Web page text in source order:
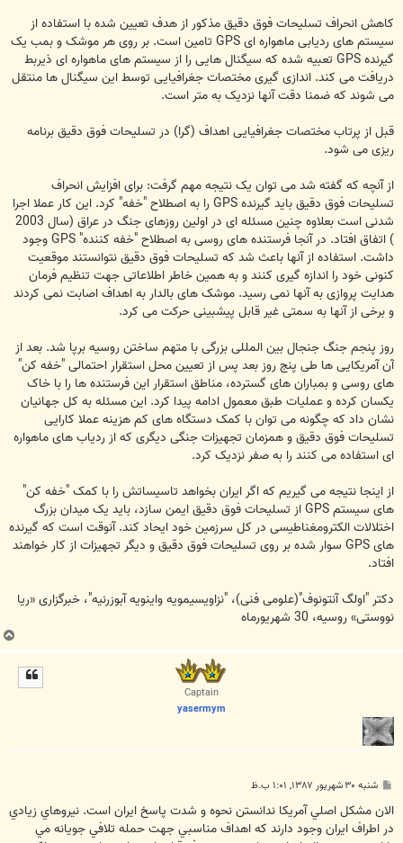
کاهش انحراف تسلیحات فوق دقیق مذکور از هدف تعیین شده با استفاده از
سیستم های ردیابی ماهواره ای GPS تامین است. بر روی هر موشک و بمب یک
گیرنده GPS تعبیه شده که سیگنال هایی را از سیستم های ماهواره ای ذیربط
دریافت می کند. اندازی گیری مختصات جغرافیایی توسط این سیگنال ها منتقل
می شوند که ضمنا دقت آنها نزدیک به متر است.
قبل از پرتاب مختصات جغرافیایی اهداف (گرا) در تسلیحات فوق دقیق برنامه
ریزی می شود.
از آنچه که گفته شد می توان یک نتیجه مهم گرفت: برای افزایش انحراف
تسلیحات فوق دقیق باید گیرنده GPS را به اصطلاح "خفه" کرد. این کار عملا اجرا
شدنی است بعلاوه چنین مسئله ای در اولین روزهای جنگ در عراق (سال 2003
) اتفاق افتاد. در آنجا فرستنده های روسی به اصطلاح "خفه کننده" GPS وجود
داشت. استفاده از آنها باعث شد که تسلیحات فوق دقیق نتوانستند موقعیت
کنونی خود را اندازه گیری کنند و به همین خاطر اطلاعاتی جهت تنظیم فرمان
هدایت پروازی به آنها نمی رسید. موشک های بالدار به اهداف اصابت نمی کردند
و برخی از آنها به سمتی غیر قابل پیشبینی حرکت می کرد.
روز پنجم جنگ جنجال بین المللی بزرگی با متهم ساختن روسیه برپا شد. بعد از
آن آمریکایی ها طی پنج روز بعد پس از تعیین محل استقرار احتمالی "خفه کن"
های روسی و بمباران های گسترده، مناطق استقرار این فرستنده ها را با خاک
یکسان کرده و عملیات طبق معمول ادامه پیدا کرد. این مسئله به کل جهانیان
نشان داد که چگونه می توان با کمک دستگاه های کم هزینه عملا کارایی
تسلیحات فوق دقیق و همزمان تجهیزات جنگی دیگری که از ردیاب های ماهواره
ای استفاده می کنند را به صفر نزدیک کرد.
از اینجا نتیجه می گیریم که اگر ایران بخواهد تاسیساتش را با کمک "خفه کن"
های سیستم GPS از تسلیحات فوق دقیق ایمن سازد، باید یک میدان بزرگ
اختلالات الکترومغناطیسی در کل سرزمین خود ایحاد کند. آنوقت است که گیرنده
های GPS سوار شده بر روی تسلیحات فوق دقیق و دیگر تجهیزات از کار خواهند
افتاد.
دکتر "اولگ آنتونوف"(علومی فنی)، "نزاویسیمویه واینویه آبوزرنیه"، خبرگزاری «ریا
نووستی» روسیه، 30 شهریورماه
Captain
yasermym
ت
شنبه ۳۰ شهریور ۱۳۸۷, ۱:۰۱ ب.ظ
الان مشکل اصلي آمريکا ندانستن نحوه و شدت پاسخ ايران است. نيروهاي زيادي
در اطراف ايران وجود دارند که اهداف مناسبي جهت حمله تلافي جويانه مي